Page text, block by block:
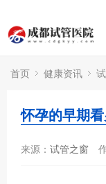
首页 健康资讯
怀孕的早期
来源： 试管之窗